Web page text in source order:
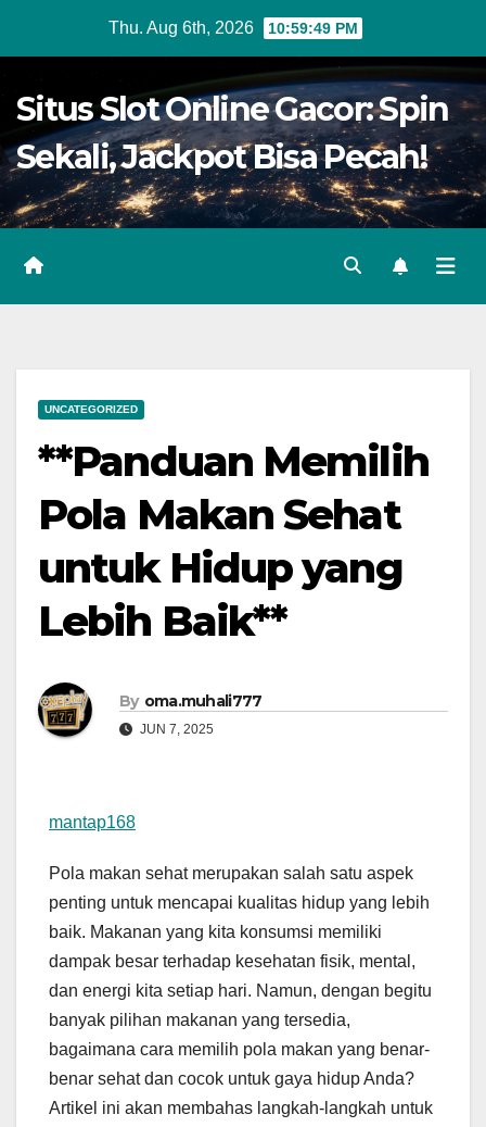
content
Thu. Aug 6th, 2026 10:59:49 PM
Situs Slot Online Gacor: Spin
Sekali, Jackpot Bisa Pecah!
UNCATEGORIZED
**Panduan Memilih
Pola Makan Sehat
untuk Hidup yang
Lebih Baik**
By oma.muhali777
JUN 7, 2025
mantap168
Pola makan sehat merupakan salah satu aspek
penting untuk mencapai kualitas hidup yang lebih
baik. Makanan yang kita konsumsi memiliki
dampak besar terhadap kesehatan fisik, mental,
dan energi kita setiap hari. Namun, dengan begitu
banyak pilihan makanan yang tersedia,
bagaimana cara memilih pola makan yang benar-
benar sehat dan cocok untuk gaya hidup Anda?
Artikel ini akan membahas langkah-langkah untuk